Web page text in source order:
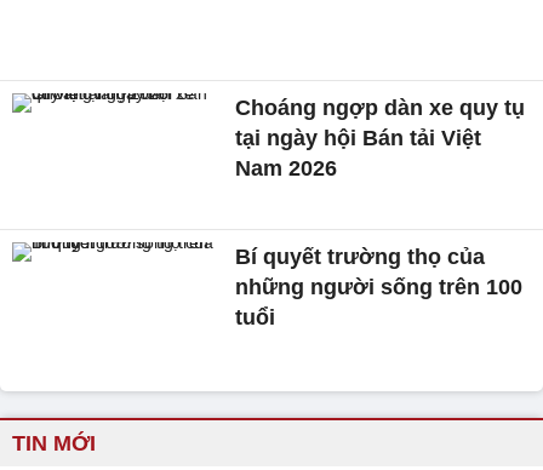
Choáng ngợp dàn xe quy tụ
tại ngày hội Bán tải Việt
Nam 2026
Bí quyết trường thọ của
những người sống trên 100
tuổi
TIN MỚI